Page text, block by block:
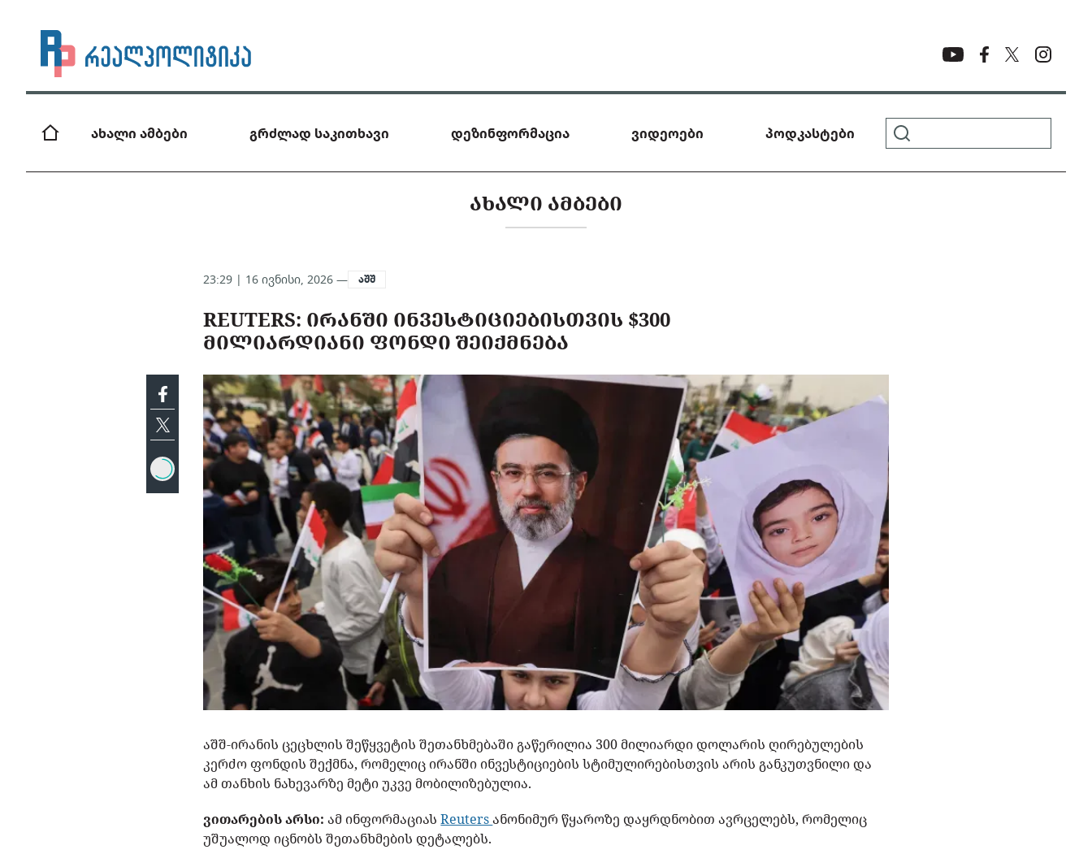
ახალი ამბები გრძლად საკითხავი დეზინფორმაცია ვიდეოები პოდკასტები
ᲐᲮᲐᲚᲘ ᲐᲛᲑᲔᲑᲘ
23:29 | 16 ივნისი, 2026 — აშშ
REUTERS: ᲘᲠᲐᲜᲨᲘ ᲘᲜᲕᲔᲡᲢᲘᲪᲘᲔᲑᲘᲡᲗᲕᲘᲡ $300
ᲛᲘᲚᲘᲐᲠᲓᲘᲐᲜᲘ ᲤᲝᲜᲓᲘ ᲨᲔᲘᲥᲛᲜᲔᲑᲐ
აშშ-ირანის ცეცხლის შეწყვეტის შეთანხმებაში გაწერილია 300 მილიარდი დოლარის ღირებულების
კერძო ფონდის შექმნა, რომელიც ირანში ინვესტიციების სტიმულირებისთვის არის განკუთვნილი და
ამ თანხის ნახევარზე მეტი უკვე მობილიზებულია.
ვითარების არსი: ამ ინფორმაციასReutersანონიმურ წყაროზე დაყრდნობით ავრცელებს, რომელიც
უშუალოდ იცნობს შეთანხმების დეტალებს.